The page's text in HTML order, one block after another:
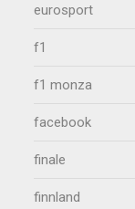
eurosport
f1
f1 monza
facebook
finale
finnland